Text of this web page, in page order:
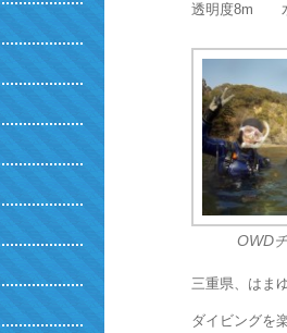
透明度8m
OWD
三重県、はま
ダイビングを